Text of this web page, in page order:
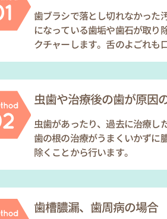
歯ブラシで落とし切れなかった
になっている歯垢や歯石が取り
クチャーします。舌のよごれも
虫歯や治療後の歯が原因
虫歯があったり、過去に治療し
歯の根の治療がうまくいかずに
除くことから行います。
歯槽膿漏、歯周病の場合